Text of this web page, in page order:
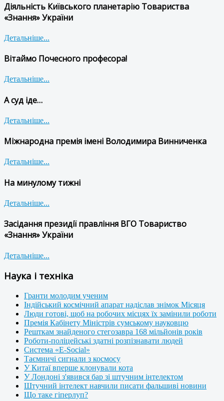
Діяльність Київського планетарію Товариства
«Знання» України
Детальніше...
Вітаймо Почесного професора!
Детальніше...
А суд іде…
Детальніше...
Міжнародна премія імені Володимира Винниченка
Детальніше...
На минулому тижні
Детальніше...
Засідання президії правління ВГО Товариство
«Знання» України
Детальніше...
Наука і техніка
Гранти молодим ученим
Індійський космічний апарат надіслав знімок Місяця
Люди готові, щоб на робочих місцях їх замінили роботи
Премія Кабінету Міністрів сумському науковцю
Решткам знайденого стегозавра 168 мільйонів років
Роботи-поліцейські здатні розпізнавати людей
Система «E-Social»
Таємничі сигнали з космосу
У Китаї вперше клонували кота
У Лондоні з'явився бар зі штучним інтелектом
Штучний інтелект навчили писати фальшиві новини
Що таке гіперлуп?